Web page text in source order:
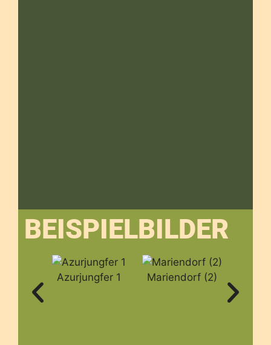
BEISPIELBILDER
Azurjungfer 1
Mariendorf (2)
Berlin